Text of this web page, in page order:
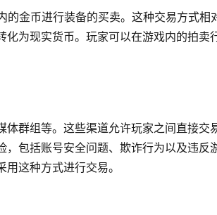
的金币进行装备的买卖。这种交易方式相
为现实货币。玩家可以在游戏内的拍卖
群组等。这些渠道允许玩家之间直接交
包括账号安全问题、欺诈行为以及违反
这种方式进行交易。